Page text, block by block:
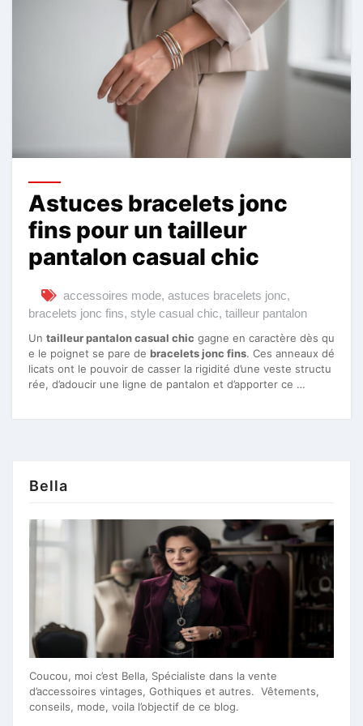
Astuces bracelets jonc
fins pour un tailleur
pantalon casual chic
accessoires mode, astuces bracelets jonc,
bracelets jonc fins, style casual chic, tailleur pantalon
Un tailleur pantalon casual chic gagne en caractère dès qu
e le poignet se pare de bracelets jonc fins. Ces anneaux dé
licats ont le pouvoir de casser la rigidité d’une veste structu
rée, d’adoucir une ligne de pantalon et d’apporter ce …
Bella
Coucou, moi c’est Bella, Spécialiste dans la vente
d’accessoires vintages, Gothiques et autres. Vêtements,
conseils, mode, voila l’objectif de ce blog.